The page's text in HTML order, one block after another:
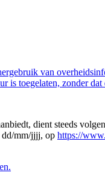
van
is toegelaten, zonder
dient steeds
dd/mm/jjjj, op https://